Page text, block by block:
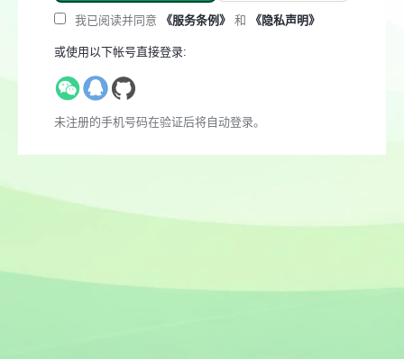
我已阅读并同意 《服务条例》 和 《隐私声明》
或使用以下帐号直接登录:
未注册的手机号码在验证后将自动登录。